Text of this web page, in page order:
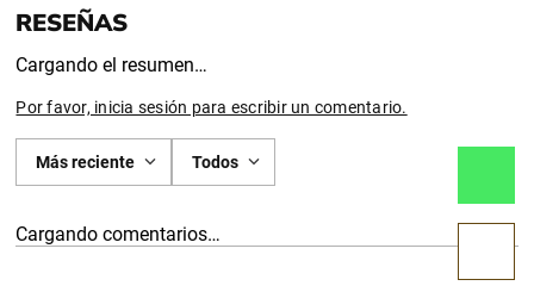
Cargando el resumen…
Por favor, inicia sesión para escribir un comentario.
Más reciente Todos
Cargando comentarios…